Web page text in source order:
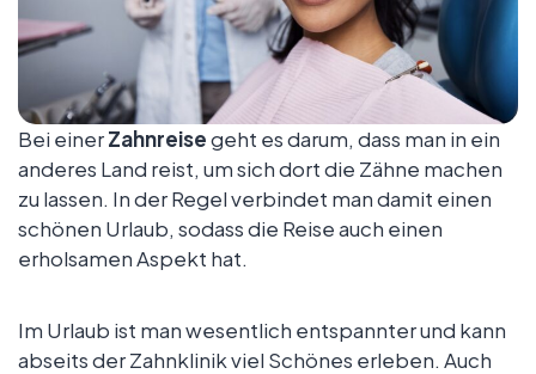
Bei einerZahnreisegeht es darum, dass man in ein
anderes Land reist, um sich dort die Zähne machen
zu lassen. In der Regel verbindet man damit einen
schönen Urlaub, sodass die Reise auch einen
erholsamen Aspekt hat.
Im Urlaub ist man wesentlich entspannter und kann
abseits der Zahnklinik viel Schönes erleben. Auch